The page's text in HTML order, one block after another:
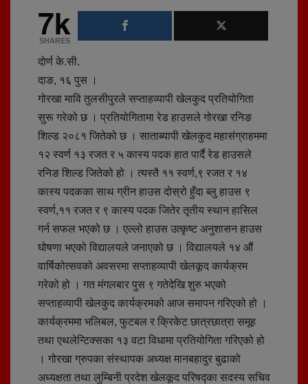
7k
SHARES
दोर्ण के.सी.
दाङ, १६ पुस ।
गोरखा मावि तुलसीपुरले सप्ताहव्यापी खेलकुद प्रतियोगिता
सुरू गरेको छ । प्रतियोगितामा रेड हाउसले गोरखा रनिङ
शिल्ड २०८१ जितेको छ । साताब्यापी खेलकुद महासंग्राहममा
१२ स्वर्ण १३ रजत र ५ कास्य पदक हात पार्दै रेड हाउसले
रनिङ शिल्ड जितेको हो । त्यस्तै ११ स्वर्ण,९ रजत र १४
कास्य पदकका साथ ग्रीन हाउस दोस्रो हुँदा ब्लु हाउस ९
स्वर्ण,११ रजत र ९ कास्य पदक जितेर तृतीय स्थान हासिल
गर्न सफल भएको छ । एल्लो हाउस उत्कृष्ट अनुशासन हाउस
घोषणा भएको विद्यालयले जनाएको छ । विद्यालयले १४ औं
वार्षिकोत्सवको अवसरमा सप्ताहव्यापी खेलकूद कार्यक्रम
गरेको हो । गत मंगलबार पुस ९ गतेदेखि शुरु भएको
सप्ताहव्यापी खेलकुद कार्यक्रमको आज समापन गरिएको हो ।
कार्यक्रममा भलिबल, फुटबल र क्रिकेट छात्रछात्रा समूह
तथा एथलेन्टिक्सका १३ वटा विधामा प्रतियोगिता गरिएको हो
। गोरखा ग्रुपका संस्थापक अध्यक्ष मानबहादुर बुढाको
अध्यक्षता तथा लुम्बिनी प्रदेश खेलकूद परिषद्का सदस्य सचिव